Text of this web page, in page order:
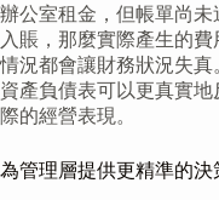
辦公室租金，但帳單尚
入賬，那麼實際產生的
情況都會讓財務狀況失
資產負債表可以更真實
際的經營表現。
為管理層提供更精準的